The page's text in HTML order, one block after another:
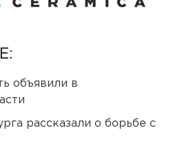
объявили в
рассказали о борьбе с